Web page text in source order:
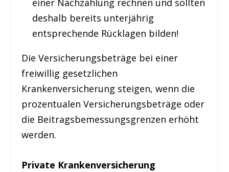
einer Nachzahlung rechnen und sollten
deshalb bereits unterjährig
entsprechende Rücklagen bilden!
Die Versicherungsbeträge bei einer
freiwillig gesetzlichen
Krankenversicherung steigen, wenn die
prozentualen Versicherungsbeträge oder
die Beitragsbemessungsgrenzen erhöht
werden.
Private Krankenversicherung